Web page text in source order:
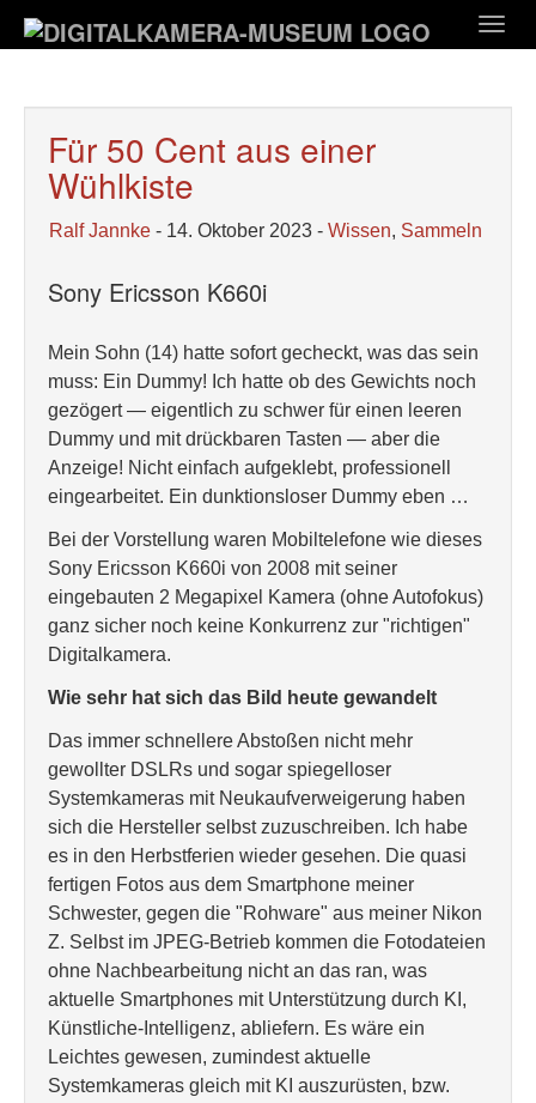
Hauptinhalt
Für 50 Cent aus einer
Wühlkiste
Ralf Jannke - 14. Oktober 2023 - Wissen, Sammeln
Sony Ericsson K660i
Mein Sohn (14) hatte sofort gecheckt, was das sein
muss: Ein Dummy! Ich hatte ob des Gewichts noch
gezögert — eigentlich zu schwer für einen leeren
Dummy und mit drückbaren Tasten — aber die
Anzeige! Nicht einfach aufgeklebt, professionell
eingearbeitet. Ein dunktionsloser Dummy eben …
Bei der Vorstellung waren Mobiltelefone wie dieses
Sony Ericsson K660i von 2008 mit seiner
eingebauten 2 Megapixel Kamera (ohne Autofokus)
ganz sicher noch keine Konkurrenz zur "richtigen"
Digitalkamera.
Wie sehr hat sich das Bild heute gewandelt
Das immer schnellere Abstoßen nicht mehr
gewollter DSLRs und sogar spiegelloser
Systemkameras mit Neukaufverweigerung haben
sich die Hersteller selbst zuzuschreiben. Ich habe
es in den Herbstferien wieder gesehen. Die quasi
fertigen Fotos aus dem Smartphone meiner
Schwester, gegen die "Rohware" aus meiner Nikon
Z. Selbst im JPEG-Betrieb kommen die Fotodateien
ohne Nachbearbeitung nicht an das ran, was
aktuelle Smartphones mit Unterstützung durch KI,
Künstliche-Intelligenz, abliefern. Es wäre ein
Leichtes gewesen, zumindest aktuelle
Systemkameras gleich mit KI auszurüsten, bzw.